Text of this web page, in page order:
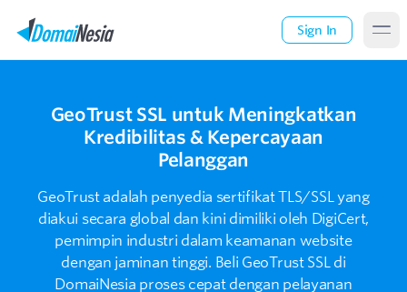
Sign In
GeoTrust SSL untuk Meningkatkan
Kredibilitas & Kepercayaan
Pelanggan
GeoTrust adalah penyedia sertifikat TLS/SSL yang
diakui secara global dan kini dimiliki oleh DigiCert,
pemimpin industri dalam keamanan website
dengan jaminan tinggi. Beli GeoTrust SSL di
DomaiNesia proses cepat dengan pelayanan